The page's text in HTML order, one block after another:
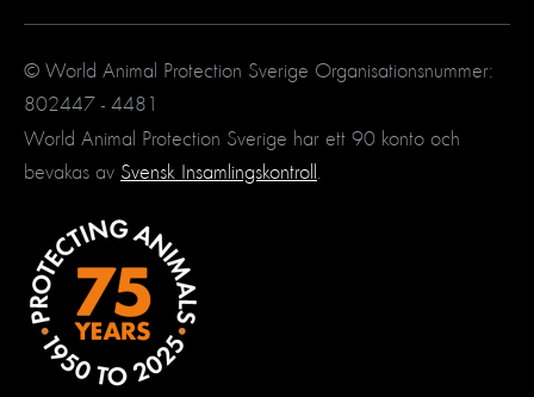
© World Animal Protection Sverige Organisationsnummer:
802447 - 4481
World Animal Protection Sverige har ett 90 konto och
bevakas av Svensk Insamlingskontroll.